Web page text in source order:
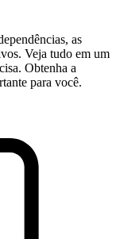
as
Veja tudo em um
Obtenha a
para você.